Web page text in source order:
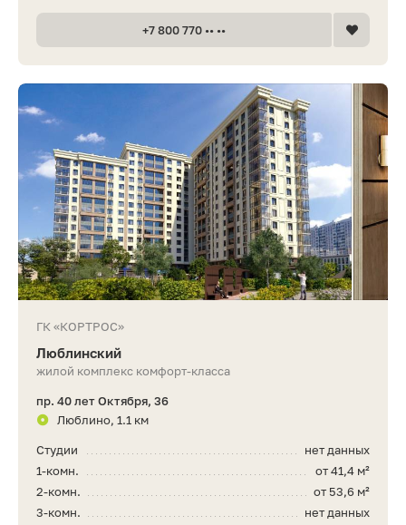
+7 800 770 •• ••
ГК «КОРТРОС»
Люблинский
жилой комплекс комфорт-класса
пр. 40 лет Октября, 36
Люблино, 1.1 км
нет данных
Студии
от 41,4 м²
1-комн.
от 53,6 м²
2-комн.
нет данных
3-комн.